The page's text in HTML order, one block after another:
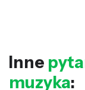
Inne
muzyka: